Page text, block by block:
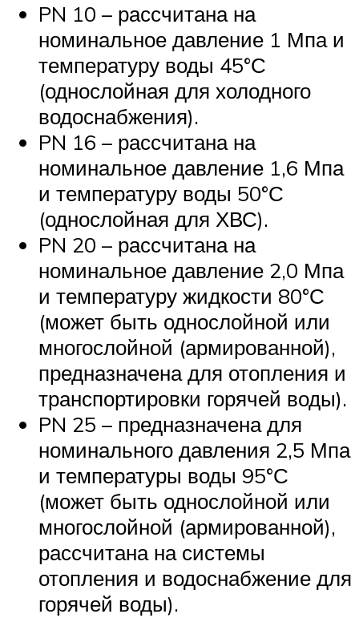
PN 10 – рассчитана на
номинальное давление 1 Мпа и
температуру воды 45°С
(однослойная для холодного
водоснабжения).
PN 16 – рассчитана на
номинальное давление 1,6 Мпа
и температуру воды 50°С
(однослойная для ХВС).
PN 20 – рассчитана на
номинальное давление 2,0 Мпа
и температуру жидкости 80°С
(может быть однослойной или
многослойной (армированной),
предназначена для отопления и
транспортировки горячей воды).
PN 25 – предназначена для
номинального давления 2,5 Мпа
и температуры воды 95°С
(может быть однослойной или
многослойной (армированной),
рассчитана на системы
отопления и водоснабжение для
горячей воды).